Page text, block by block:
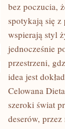
CYKLICZNA
CELOWANA
DIETA
KETO
bez poczucia,
spotykają się
wspierają styl
jednocześnie
przestrzeni,
idea jest
Celowana
szeroki świat
deserów,